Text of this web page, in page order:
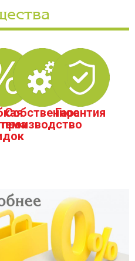
Собственное
производство
Гарантия